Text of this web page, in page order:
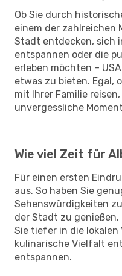
Ob Sie durch
einem der zahlreichen
Stadt entdecken, sich
entspannen oder die
erleben möchten –
etwas zu bieten. Egal,
mit Ihrer Familie
unvergessliche
Wie viel Zeit für
Für einen ersten
aus. So haben Sie
Sehenswürdigkeiten
der Stadt zu
Sie tiefer in die
kulinarische Vielfalt
entspannen.